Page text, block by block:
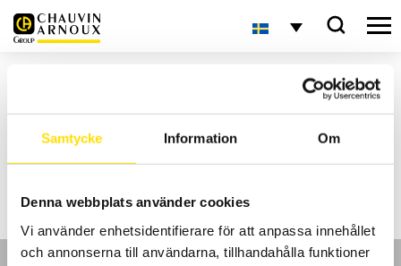
Samtycke Information Om
Denna webbplats använder cookies
Vi använder enhetsidentifierare för att anpassa innehållet
och annonserna till användarna, tillhandahålla funktioner
Aktuellt